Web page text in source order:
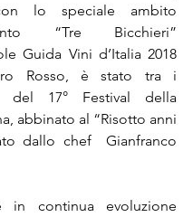
lo speciale ambito
“Tre Bicchieri”
Guida Vini d’Italia 2018
Rosso, è stato tra i
del 17° Festival della
abbinato al “Risotto anni
dallo chef  Gianfranco
in continua evoluzione